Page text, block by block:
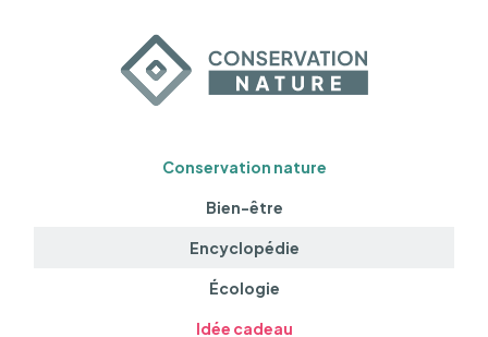
Conservation nature
Bien-être
Encyclopédie
Écologie
Idée cadeau